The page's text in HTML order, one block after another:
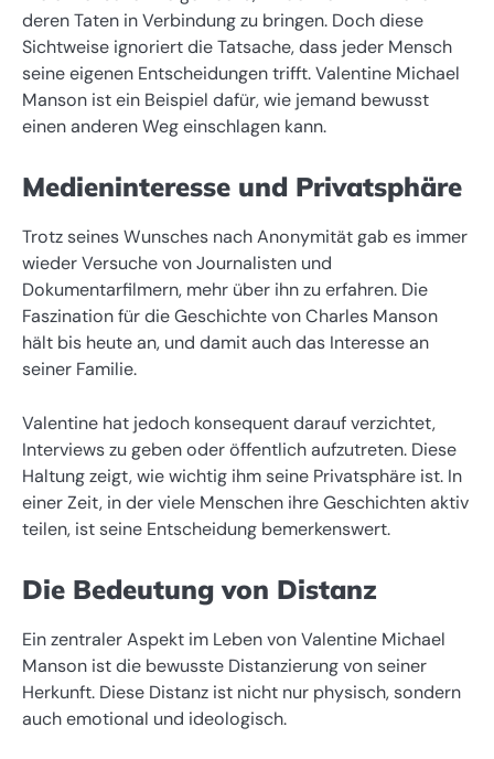
deren Taten in Verbindung zu bringen. Doch diese
Sichtweise ignoriert die Tatsache, dass jeder Mensch
seine eigenen Entscheidungen trifft. Valentine Michael
Manson ist ein Beispiel dafür, wie jemand bewusst
einen anderen Weg einschlagen kann.
Medieninteresse und Privatsphäre
Trotz seines Wunsches nach Anonymität gab es immer
wieder Versuche von Journalisten und
Dokumentarfilmern, mehr über ihn zu erfahren. Die
Faszination für die Geschichte von Charles Manson
hält bis heute an, und damit auch das Interesse an
seiner Familie.
Valentine hat jedoch konsequent darauf verzichtet,
Interviews zu geben oder öffentlich aufzutreten. Diese
Haltung zeigt, wie wichtig ihm seine Privatsphäre ist. In
einer Zeit, in der viele Menschen ihre Geschichten aktiv
teilen, ist seine Entscheidung bemerkenswert.
Die Bedeutung von Distanz
Ein zentraler Aspekt im Leben von Valentine Michael
Manson ist die bewusste Distanzierung von seiner
Herkunft. Diese Distanz ist nicht nur physisch, sondern
auch emotional und ideologisch.